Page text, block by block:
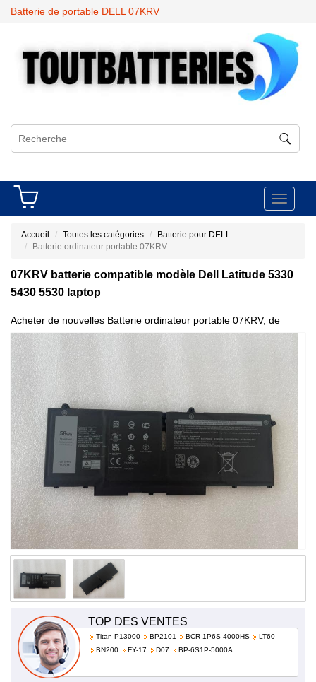
Batterie de portable DELL 07KRV
Toggle
Accueil Toutes les catégories
Batterie pour DELL
Batterie ordinateur portable 07KRV
07KRV batterie compatible modèle Dell Latitude 5330
5430 5530 laptop
Acheter de nouvelles Batterie ordinateur portable 07KRV, de
haute qualité et à bas prix!
TOP DES VENTES
Titan-P13000 BP2101 BCR-1P6S-4000HS
LT60
BN200
FY-17 D07 BP-6S1P-5000A